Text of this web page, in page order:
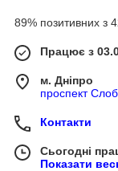
89% позитивних з
Працює з
м. Дніпро
проспект
Контакти
Сьогодні
Показати